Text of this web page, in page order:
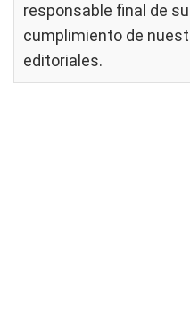
responsable final de
cumplimiento de
editoriales.